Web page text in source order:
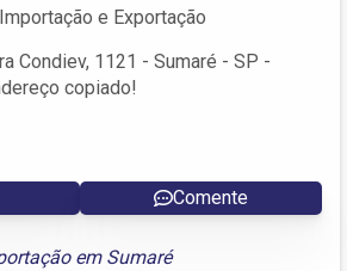
e Exportação
Condiev, 1121 - Sumaré - SP -
copiado!
Comente
em Sumaré